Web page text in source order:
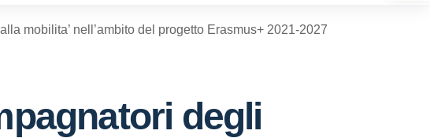
mobilita’ nell’ambito del progetto Erasmus+ 2021-2027
degli